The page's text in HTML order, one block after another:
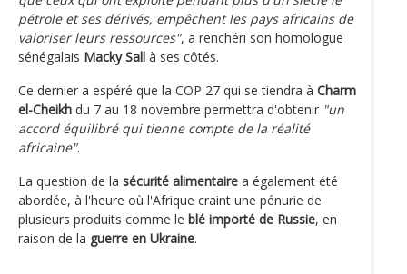
pétrole et ses dérivés, empêchent les pays africains de
valoriser leurs ressources", a renchéri son homologue
sénégalais Macky Sall à ses côtés.
Ce dernier a espéré que la COP 27 qui se tiendra à Charm
el-Cheikh du 7 au 18 novembre permettra d'obtenir "un
accord équilibré qui tienne compte de la réalité
africaine".
La question de la sécurité alimentaire a également été
abordée, à l'heure où l'Afrique craint une pénurie de
plusieurs produits comme le blé importé de Russie, en
raison de la guerre en Ukraine.